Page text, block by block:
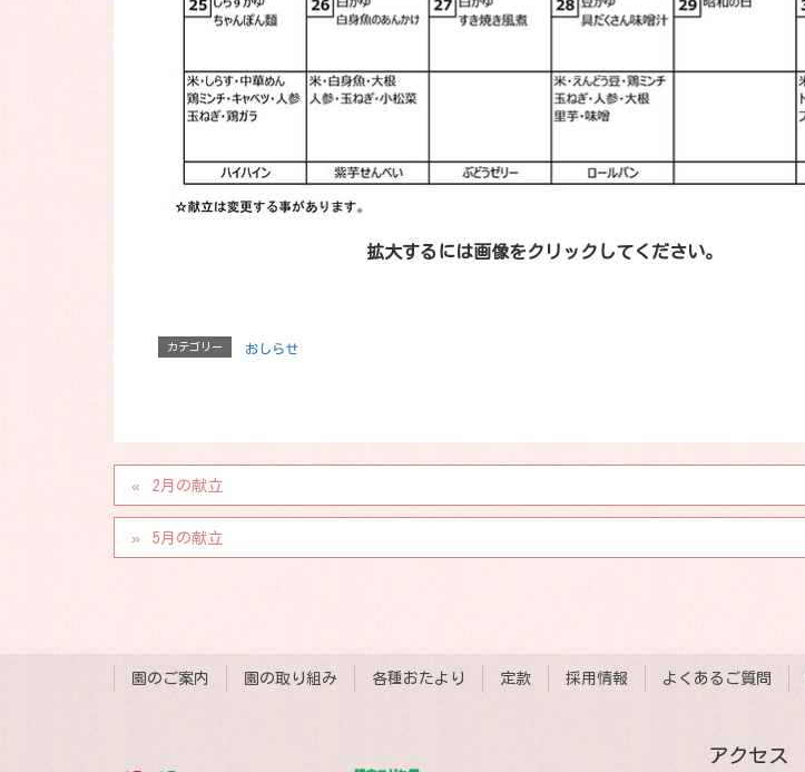
拡大するには画像をクリックしてください。
カテゴリー おしらせ
2月の献立
5月の献立
園のご案内 園の取り組み 各種おたより 定款 採用情報 よくあるご質問
アクセス